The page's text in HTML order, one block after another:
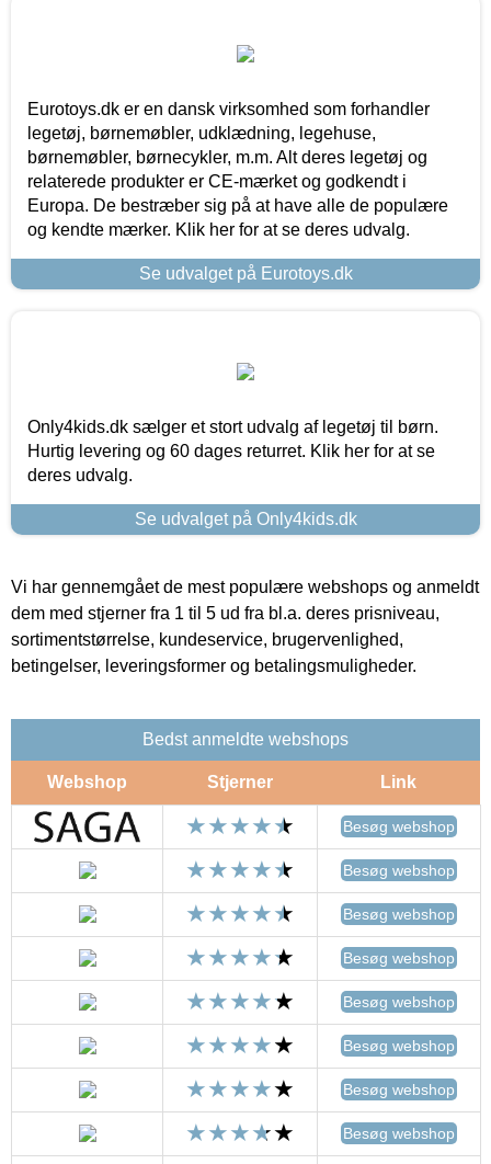
Eurotoys.dk er en dansk virksomhed som forhandler
legetøj, børnemøbler, udklædning, legehuse,
børnemøbler, børnecykler, m.m. Alt deres legetøj og
relaterede produkter er CE-mærket og godkendt i
Europa. De bestræber sig på at have alle de populære
og kendte mærker. Klik her for at se deres udvalg.
Se udvalget på Eurotoys.dk
Only4kids.dk sælger et stort udvalg af legetøj til børn.
Hurtig levering og 60 dages returret. Klik her for at se
deres udvalg.
Se udvalget på Only4kids.dk
Vi har gennemgået de mest populære webshops og anmeldt
dem med stjerner fra 1 til 5 ud fra bl.a. deres prisniveau,
sortimentstørrelse, kundeservice, brugervenlighed,
betingelser, leveringsformer og betalingsmuligheder.
Bedst anmeldte webshops
Webshop Stjerner Link
Besøg webshop
Besøg webshop
Besøg webshop
Besøg webshop
Besøg webshop
Besøg webshop
Besøg webshop
Besøg webshop